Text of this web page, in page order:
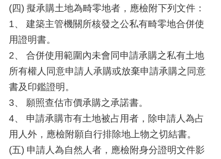
(四) 擬承購土地為畸零地者，應檢附下列文件：
1、 建築主管機關所核發之公私有畸零地合併使
用證明書。
2、 合併使用範圍內未會同申請承購之私有土地
所有權人同意申請人承購或放棄申請承購之同意
書及印鑑證明。
3、 願照查估市價承購之承諾書。
4、 申請承購市有土地被占用者，除申請人為占
用人外，應檢附願自行排除地上物之切結書。
(五) 申請人為自然人者，應檢附身分證明文件影